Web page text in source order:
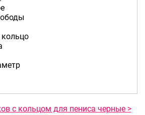
с кольцом для пениса черные >